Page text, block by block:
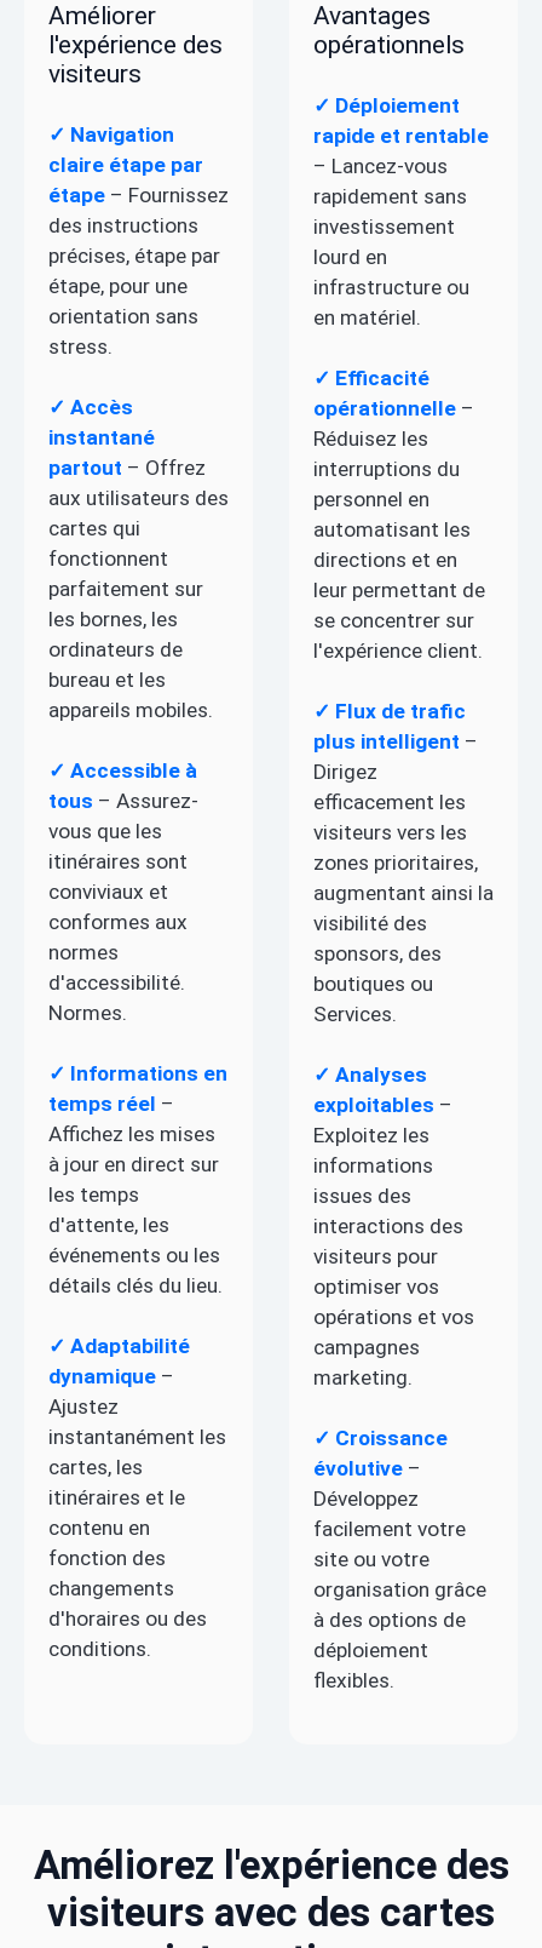
Améliorer
l'expérience des
visiteurs
✓ Navigation
claire étape par
étape – Fournissez
des instructions
précises, étape par
étape, pour une
orientation sans
stress.
✓ Accès
instantané
partout – Offrez
aux utilisateurs des
cartes qui
fonctionnent
parfaitement sur
les bornes, les
ordinateurs de
bureau et les
appareils mobiles.
✓ Accessible à
tous – Assurez-
vous que les
itinéraires sont
conviviaux et
conformes aux
normes
d'accessibilité.
Normes.
✓ Informations en
temps réel –
Affichez les mises
à jour en direct sur
les temps
d'attente, les
événements ou les
détails clés du lieu.
✓ Adaptabilité
dynamique –
Ajustez
instantanément les
cartes, les
itinéraires et le
contenu en
fonction des
changements
d'horaires ou des
conditions.
Avantages
opérationnels
✓ Déploiement
rapide et rentable
– Lancez-vous
rapidement sans
investissement
lourd en
infrastructure ou
en matériel.
✓ Efficacité
opérationnelle –
Réduisez les
interruptions du
personnel en
automatisant les
directions et en
leur permettant de
se concentrer sur
l'expérience client.
✓ Flux de trafic
plus intelligent –
Dirigez
efficacement les
visiteurs vers les
zones prioritaires,
augmentant ainsi la
visibilité des
sponsors, des
boutiques ou
Services.
✓ Analyses
exploitables –
Exploitez les
informations
issues des
interactions des
visiteurs pour
optimiser vos
opérations et vos
campagnes
marketing.
✓ Croissance
évolutive –
Développez
facilement votre
site ou votre
organisation grâce
à des options de
déploiement
flexibles.
Améliorez l'expérience des
visiteurs avec des cartes